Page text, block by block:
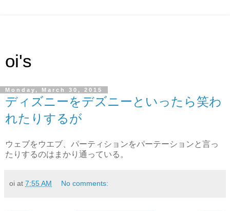
oi's
Monday, March 30, 2015
ディズニーをデズニーといったら笑わ
れたりするが
ウェブをウエブ、パーティションをパーテーションと言っ
たりするのはまかり通っている。
oi at 7:55 AM No comments: